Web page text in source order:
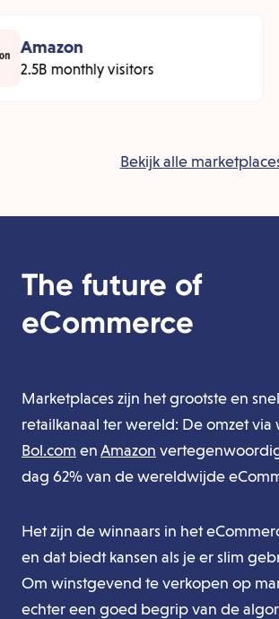
Amazon
2.5B monthly visitors
Bekijk alle
The future of
eCommerce
Marketplaces zijn het grootste en
retailkanaal ter wereld: De omzet via
Bol.com enAmazon
dag 62% van de wereldwijde
Het zijn de winnaars in het
en dat biedt kansen als je er slim
Om winstgevend te verkopen op
echter een goed begrip van de